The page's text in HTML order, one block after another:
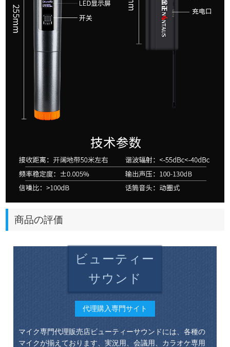
商品の評価
ビューティー
サウンド
代理購入専門サイト
マイク専門代理販売店ビューティーサウンドには、各種の
マイクが揃えております、実況用、会議用、カラオケ専用